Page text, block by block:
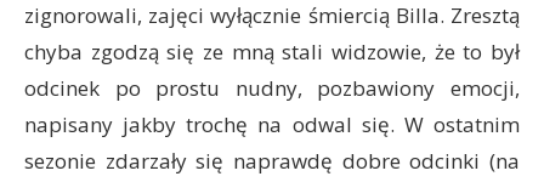
zignorowali, zajęci wyłącznie śmiercią Billa. Zresztą
chyba zgodzą się ze mną stali widzowie, że to był
odcinek po prostu nudny, pozbawiony emocji,
napisany jakby trochę na odwal się. W ostatnim
sezonie zdarzały się naprawdę dobre odcinki (na